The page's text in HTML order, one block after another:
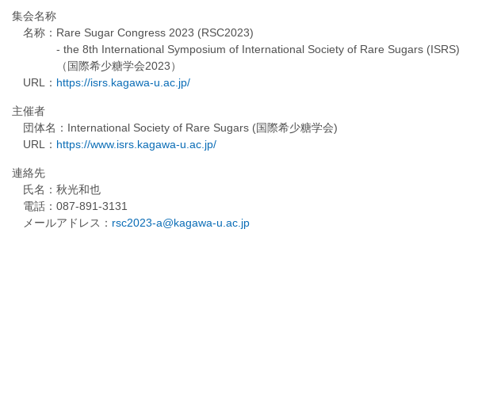
集会名称
名称：Rare Sugar Congress 2023 (RSC2023)
- the 8th International Symposium of International Society of Rare Sugars (ISRS)
（国際希少糖学会2023）
URL： https://isrs.kagawa-u.ac.jp/
主催者
団体名：International Society of Rare Sugars (国際希少糖学会)
URL： https://www.isrs.kagawa-u.ac.jp/
連絡先
氏名：秋光和也
電話：087-891-3131
メールアドレス： rsc2023-a@kagawa-u.ac.jp